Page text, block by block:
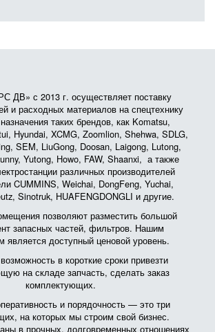
ДВ» с 2013 г. осуществляет поставку
и расходных материалов на спецтехнику
таких брендов, как Komatsu,
Hyundai, XCMG, Zoomlion, Shehwa, SDLG,
SEM, LiuGong, Doosan, Laigong, Lutong,
Yutong, Howo, FAW, Shaanxi, а также
различных производителей
CUMMINS, Weichai, DongFeng, Yuchai,
Sinotruk, HUAFENGDONGLI и другие.
позволяют разместить большой
запасных частей, фильтров. Нашим
является доступный ценовой уровень.
в короткие сроки привезти
на складе запчасть, сделать заказ
комплектующих.
и порядочность — это три
на которых мы строим свой бизнес.
в прочных, долговременных отношениях